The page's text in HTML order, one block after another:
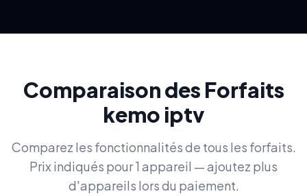
Comparaison des Forfaits
kemo iptv
Comparez les fonctionnalités de tous les forfaits.
Prix indiqués pour 1 appareil — ajoutez plus
d'appareils lors du paiement.